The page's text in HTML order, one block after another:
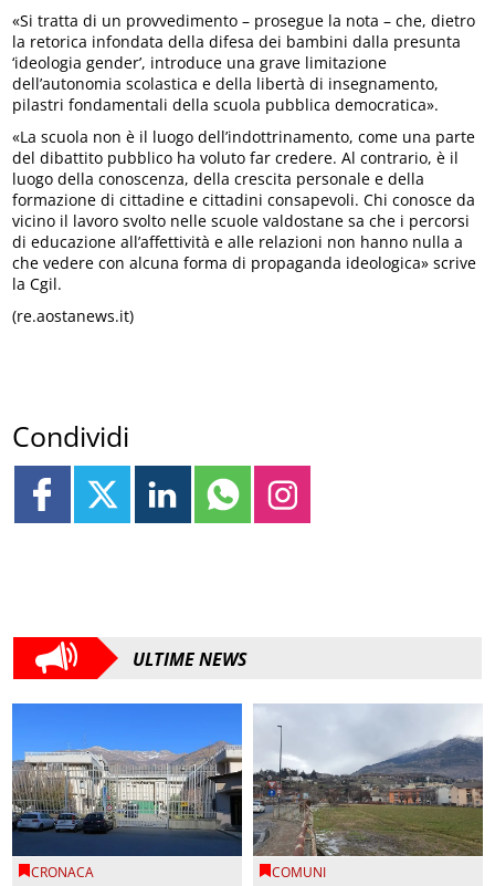
«Si tratta di un provvedimento – prosegue la nota – che, dietro
la retorica infondata della difesa dei bambini dalla presunta
‘ideologia gender’, introduce una grave limitazione
dell’autonomia scolastica e della libertà di insegnamento,
pilastri fondamentali della scuola pubblica democratica».
«La scuola non è il luogo dell’indottrinamento, come una parte
del dibattito pubblico ha voluto far credere. Al contrario, è il
luogo della conoscenza, della crescita personale e della
formazione di cittadine e cittadini consapevoli. Chi conosce da
vicino il lavoro svolto nelle scuole valdostane sa che i percorsi
di educazione all’affettività e alle relazioni non hanno nulla a
che vedere con alcuna forma di propaganda ideologica» scrive
la Cgil.
(re.aostanews.it)
Condividi
ULTIME NEWS
CRONACA COMUNI